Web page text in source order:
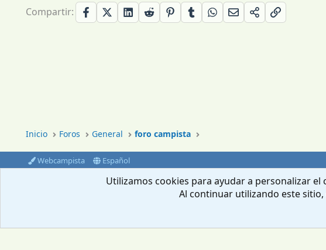
Compartir:
Inicio Foros General foro campista
Webcampista Español
Community platform by XenForo © 2010-2024 XenForo Ltd.
Utilizamos cookies para ayudar a personalizar
Al continuar utilizando este